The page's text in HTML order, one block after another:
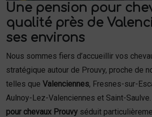
Une pension pour
qualité près de
ses environs
Nous sommes fiers d’accueillir vos
stratégique autour de Prouvy, proche de
telles que Valenciennes, Fresnes-sur-
Aulnoy-Lez-Valenciennes et Saint-
pour chevaux Prouvy séduit